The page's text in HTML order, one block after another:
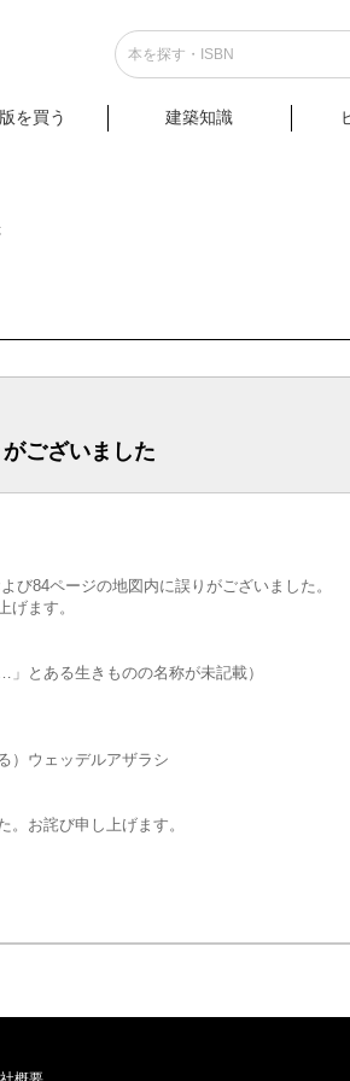
を買う 建築知識
ございました
び84ページの地図内に誤りがございました。
げます。
とある生きものの名称が未記載）
）ウェッデルアザラシ
お詫び申し上げます。